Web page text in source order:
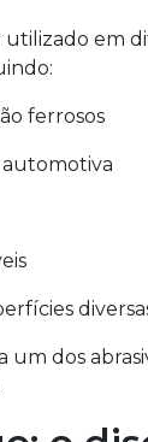
utilizado em
ferrosos
um dos